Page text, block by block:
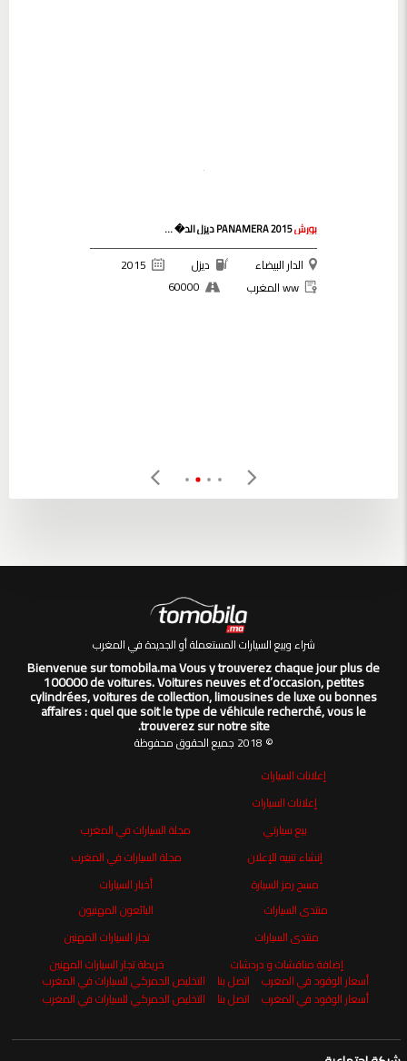
بورش
الدار البيضاء ديزل
2015
ww المغرب
60000
شراء وبيع السيارات المستعملة أو الجديدة في المغرب
Bienvenue sur tomobila.ma Vous y trouverez chaque jour plus de
100000 de voitures. Voitures neuves et d’occasion, petites
cylindrées, voitures de collection, limousines de luxe ou bonnes
affaires : quel que soit le type de véhicule recherché, vous le
trouverez sur notre site.
© 2018 جميع الحقوق محفوظة
إعلانات السيارات
إعلانات السيارات
بيع سيارتي
إنشاء تنبيه للإعلان
مسح رمز السيارة
مجلة السيارات في المغرب
مجلة السيارات في المغرب
أخبار السيارات
منتدى السيارات
منتدى السيارات
إضافة مناقشات و دردشات
البائعون المهنيون
تجار السيارات المهنين
خريطة تجار السيارات المهنين
أسعار الوقود في المغرب اتصل بنا
التخليص الجمركي للسيارات في المغرب
أسعار الوقود في المغرب
اتصل بنا التخليص الجمركي للسيارات في المغرب